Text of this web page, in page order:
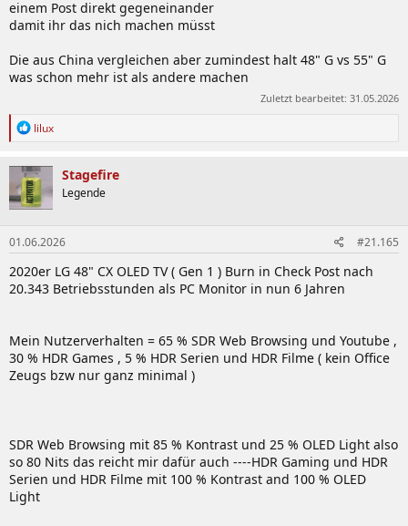
einem Post direkt gegeneinander
damit ihr das nich machen müsst
Die aus China vergleichen aber zumindest halt 48" G vs 55" G
was schon mehr ist als andere machen
Zuletzt bearbeitet: 31.05.2026
R
k
t
i
o
n
e
n
:
lilux
Stagefire
Legende
01.06.2026 #21.165
2020er LG 48" CX OLED TV ( Gen 1 ) Burn in Check Post nach
20.343 Betriebsstunden als PC Monitor in nun 6 Jahren
Mein Nutzerverhalten = 65 % SDR Web Browsing und Youtube ,
30 % HDR Games , 5 % HDR Serien und HDR Filme ( kein Office
Zeugs bzw nur ganz minimal )
SDR Web Browsing mit 85 % Kontrast und 25 % OLED Light also
so 80 Nits das reicht mir dafür auch ----HDR Gaming und HDR
Serien und HDR Filme mit 100 % Kontrast and 100 % OLED
Light